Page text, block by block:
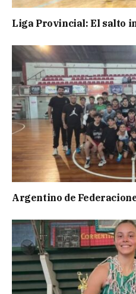
Liga Provincial: El salto
Argentino de